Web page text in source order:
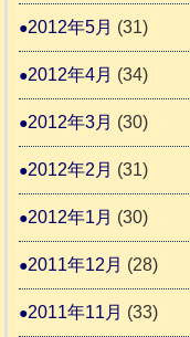
2012年5月 (31)
2012年4月 (34)
2012年3月 (30)
2012年2月 (31)
2012年1月 (30)
2011年12月 (28)
2011年11月 (33)